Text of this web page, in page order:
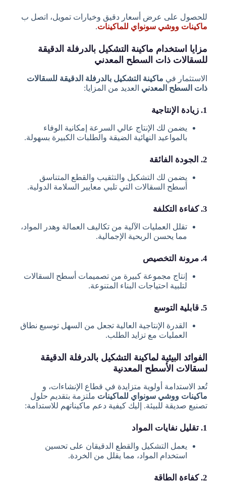
للحصول على عرض أسعار دقيق وخيارات تمويل، اتصل ب
ماكينات ووشي سونواي للماكينات.
مزايا استخدام ماكينة التشكيل بالدرفلة الدقيقة
للسقالات ذات السطح المعدني
الاستثمار في ماكينة التشكيل بالدرفلة الدقيقة للسقالات
ذات السطح المعدني العديد من المزايا:
1. زيادة الإنتاجية
يضمن لك الإنتاج عالي السرعة إمكانية الوفاء
بالمواعيد النهائية الضيقة والطلبات الكبيرة بسهولة.
2. الجودة الفائقة
يضمن لك التشكيل والتثقيب والقطع المتناسق
أسطح السقالات التي تلبي معايير السلامة الدولية.
3. كفاءة التكلفة
تقلل العمليات الآلية من تكاليف العمالة وهدر المواد،
مما يحسن الربحية الإجمالية.
4. مرونة التخصيص
إنتاج مجموعة كبيرة من تصميمات أسطح السقالات
لتلبية احتياجات البناء المتنوعة.
5. قابلية التوسع
القدرة الإنتاجية العالية تجعل من السهل توسيع نطاق
العمليات مع تزايد الطلب.
الفوائد البيئية لماكينة التشكيل بالدرفلة الدقيقة
لسقالات الأسطح المعدنية
تُعد الاستدامة أولوية متزايدة في قطاع الإنشاءات، و
ماكينات ووشي سونواي للماكينات ملتزمة بتقديم حلول
تصنيع صديقة للبيئة. إليك كيفية دعم ماكيناتهم للاستدامة:
1. تقليل نفايات المواد
يعمل التشكيل والقطع الدقيقان على تحسين
استخدام المواد، مما يقلل من الخردة.
2. كفاءة الطاقة